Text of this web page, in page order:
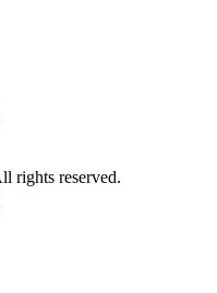
rights reserved.